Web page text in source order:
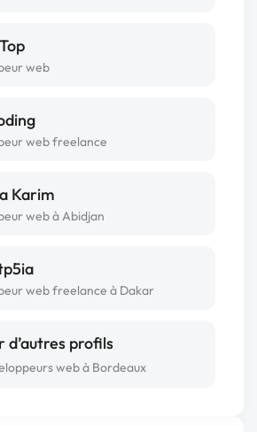
web
web freelance
Karim
web à Abidjan
web freelance à Dakar
d’autres profils
web à Bordeaux